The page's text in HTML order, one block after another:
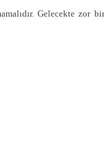
Gelecekte zor